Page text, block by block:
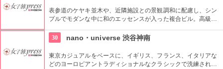
表参道のケヤキ並木や、近隣施設との景観調和に配慮し、シン
プルでモダンな中に和のエッセンスが入った複合ビル。高級有
30
nano・universe 渋谷神南
東京カジュアルをベースに、イギリス、フランス、イタリアな
どのヨーロピアントラディショナルなクラシックで洗練された